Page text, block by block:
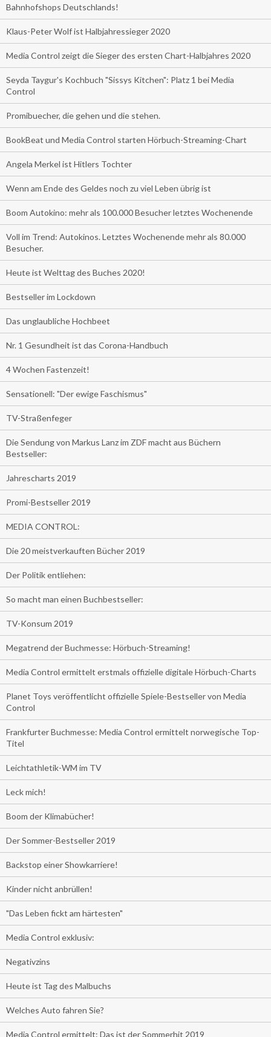
Bahnhofshops Deutschlands!
Klaus-Peter Wolf ist Halbjahressieger 2020
Media Control zeigt die Sieger des ersten Chart-Halbjahres 2020
Seyda Taygur's Kochbuch "Sissys Kitchen": Platz 1 bei Media
Control
Promibuecher, die gehen und die stehen.
BookBeat und Media Control starten Hörbuch-Streaming-Chart
Angela Merkel ist Hitlers Tochter
Wenn am Ende des Geldes noch zu viel Leben übrig ist
Boom Autokino: mehr als 100.000 Besucher letztes Wochenende
Voll im Trend: Autokinos. Letztes Wochenende mehr als 80.000
Besucher.
Heute ist Welttag des Buches 2020!
Bestseller im Lockdown
Das unglaubliche Hochbeet
Nr. 1 Gesundheit ist das Corona-Handbuch
4 Wochen Fastenzeit!
Sensationell: "Der ewige Faschismus"
TV-Straßenfeger
Die Sendung von Markus Lanz im ZDF macht aus Büchern
Bestseller:
Jahrescharts 2019
Promi-Bestseller 2019
MEDIA CONTROL:
Die 20 meistverkauften Bücher 2019
Der Politik entliehen:
So macht man einen Buchbestseller:
TV-Konsum 2019
Megatrend der Buchmesse: Hörbuch-Streaming!
Media Control ermittelt erstmals offizielle digitale Hörbuch-Charts
Planet Toys veröffentlicht offizielle Spiele-Bestseller von Media
Control
Frankfurter Buchmesse: Media Control ermittelt norwegische Top-
Titel
Leichtathletik-WM im TV
Leck mich!
Boom der Klimabücher!
Der Sommer-Bestseller 2019
Backstop einer Showkarriere!
Kinder nicht anbrüllen!
"Das Leben fickt am härtesten"
Media Control exklusiv:
Negativzins
Heute ist Tag des Malbuchs
Welches Auto fahren Sie?
Media Control ermittelt: Das ist der Sommerhit 2019